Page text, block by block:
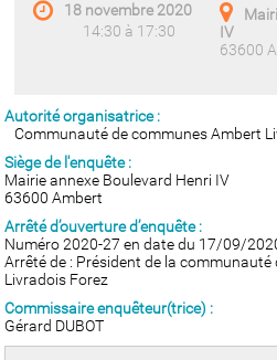
18 novembre 2020
14:30 à 17:30
IV
63600
Autorité organisatrice :
Communauté de communes Ambert
Siège de l'enquête :
Mairie annexe Boulevard Henri IV
63600 Ambert
Arrêté d’ouverture d’enquête :
Numéro 2020-27 en date du 17/09/
Arrêté de : Président de la
Livradois Forez
Commissaire enquêteur(trice) :
Gérard DUBOT